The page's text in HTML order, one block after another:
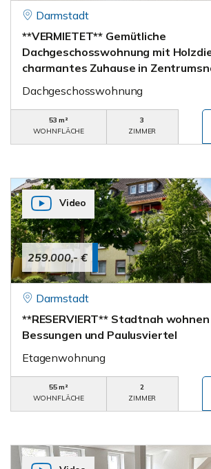
Darmstadt
**VERMIETET** Gemütliche
Dachgeschosswohnung mit
charmantes Zuhause in
Dachgeschosswohnung
53 m²
WOHNFLÄCHE
3
ZIMMER
259.000,- €
Video
Darmstadt
**RESERVIERT** Stadtnah
Bessungen und Paulusviertel
Etagenwohnung
55 m²
WOHNFLÄCHE
2
ZIMMER